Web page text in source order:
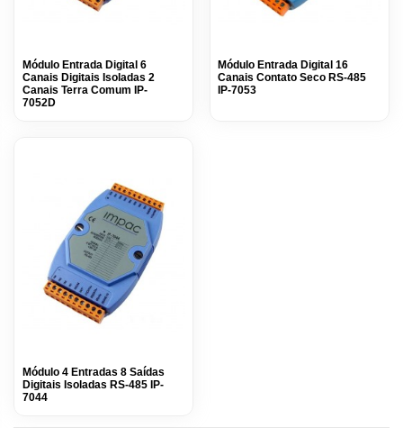
Módulo Entrada Digital 6
Canais Digitais Isoladas 2
Canais Terra Comum IP-
7052D
Módulo Entrada Digital 16
Canais Contato Seco RS-485
IP-7053
Módulo 4 Entradas 8 Saídas
Digitais Isoladas RS-485 IP-
7044